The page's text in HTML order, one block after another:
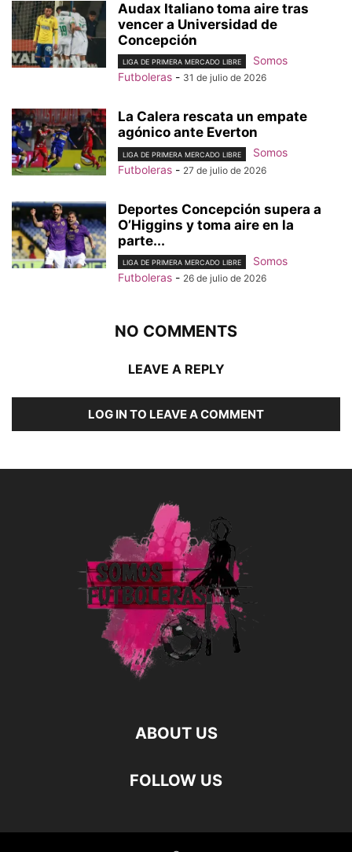
Audax Italiano toma aire tras
vencer a Universidad de
Concepción
LIGA DE PRIMERA MERCADO LIBRE
Somos
Futboleras - 31 de julio de 2026
La Calera rescata un empate
agónico ante Everton
LIGA DE PRIMERA MERCADO LIBRE
Somos
Futboleras - 27 de julio de 2026
Deportes Concepción supera a
O’Higgins y toma aire en la
parte...
LIGA DE PRIMERA MERCADO LIBRE
Somos
Futboleras - 26 de julio de 2026
NO COMMENTS
LEAVE A REPLY
LOG IN TO LEAVE A COMMENT
ABOUT US
FOLLOW US